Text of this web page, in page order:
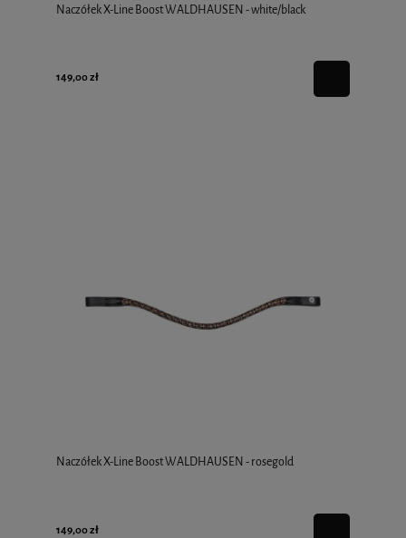
Naczółek X-Line Boost WALDHAUSEN - white/black
149,00 zł
Naczółek X-Line Boost WALDHAUSEN - rosegold
149,00 zł